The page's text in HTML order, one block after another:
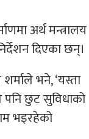
अर्थ मन्त्रालय
दिएका छन्।
भने, ‘यस्ता
छुट सुविधाको
भइरहेको